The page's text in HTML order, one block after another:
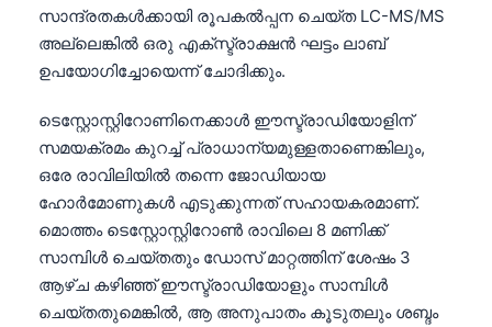
സാന്ദ്രതകൾക്കായി രൂപകൽപ്പന ചെയ്ത LC-MS/MS
അല്ലെങ്കിൽ ഒരു എക്സ്ട്രാക്ഷൻ ഘട്ടം ലാബ്
ഉപയോഗിച്ചോയെന്ന് ചോദിക്കും.
ടെസ്റ്റോസ്റ്റിറോണിനെക്കാൾ ഈസ്ട്രാഡിയോളിന്
സമയക്രമം കുറച്ച് പ്രാധാന്യമുള്ളതാണെങ്കിലും,
ഒരേ രാവിലിയിൽ തന്നെ ജോഡിയായ
ഹോർമോണുകൾ എടുക്കുന്നത് സഹായകരമാണ്.
മൊത്തം ടെസ്റ്റോസ്റ്റിറോൺ രാവിലെ 8 മണിക്ക്
സാമ്പിൾ ചെയ്തതും ഡോസ് മാറ്റത്തിന് ശേഷം 3
ആഴ്ച കഴിഞ്ഞ് ഈസ്ട്രാഡിയോളും സാമ്പിൾ
ചെയ്തതുമെങ്കിൽ, ആ അനുപാതം കൂടുതലും ശബ്ദം